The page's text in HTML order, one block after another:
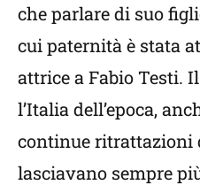
che parlare di suo
cui paternità è stata
attrice a Fabio Testi.
l’Italia dell’epoca,
continue ritrattazioni
lasciavano sempre